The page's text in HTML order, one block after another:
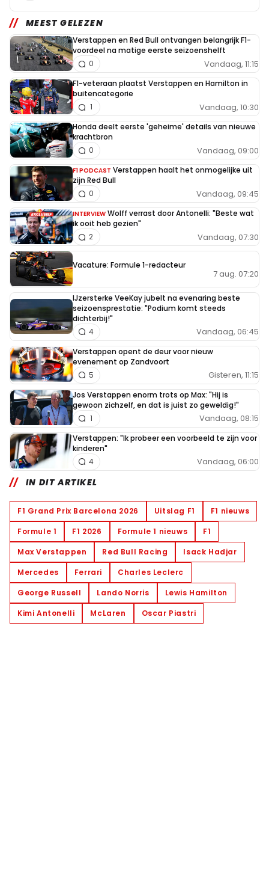
MEEST GELEZEN
Verstappen en Red Bull ontvangen belangrijk F1-
voordeel na matige eerste seizoenshelft
Vandaag, 11:15
0
F1-veteraan plaatst Verstappen en Hamilton in
buitencategorie
Vandaag, 10:30
1
Honda deelt eerste 'geheime' details van nieuwe
krachtbron
Vandaag, 09:00
0
F1 PODCAST Verstappen haalt het onmogelijke uit
zijn Red Bull
Vandaag, 09:45
0
INTERVIEW Wolff verrast door Antonelli: "Beste wat
ik ooit heb gezien"
Vandaag, 07:30
2
Vacature: Formule 1-redacteur
7 aug. 07:20
IJzersterke VeeKay jubelt na evenaring beste
seizoensprestatie: "Podium komt steeds
dichterbij!"
Vandaag, 06:45
4
Verstappen opent de deur voor nieuw
evenement op Zandvoort
Gisteren, 11:15
5
Jos Verstappen enorm trots op Max: "Hij is
gewoon zichzelf, en dat is juist zo geweldig!"
Vandaag, 08:15
1
Verstappen: "Ik probeer een voorbeeld te zijn voor
kinderen"
Vandaag, 06:00
4
IN DIT ARTIKEL
F1 Grand Prix Barcelona 2026 Uitslag F1
F1 nieuws
Formule 1
F1 2026 Formule 1 nieuws
F1
Max Verstappen
Red Bull Racing
Isack Hadjar
Mercedes
Ferrari
Charles Leclerc
George Russell
Lando Norris
Lewis Hamilton
Kimi Antonelli
McLaren Oscar Piastri